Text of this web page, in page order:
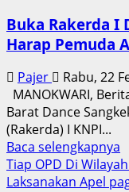
Buka Rakerda I
Harap Pemuda
Pajer Rabu, 22
MANOKWARI,
Barat Dance
(Rakerda) I KNPI...
Baca selengkapnya
Tiap OPD Di
Laksanakan Apel